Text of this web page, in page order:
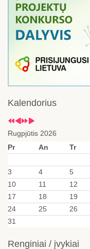
Kalendorius
Rugpjūtis 2026
Pr
An Tr
3
4 5
10
11 12
17
18 19
24
25 26
31
Renginiai / įvykiai